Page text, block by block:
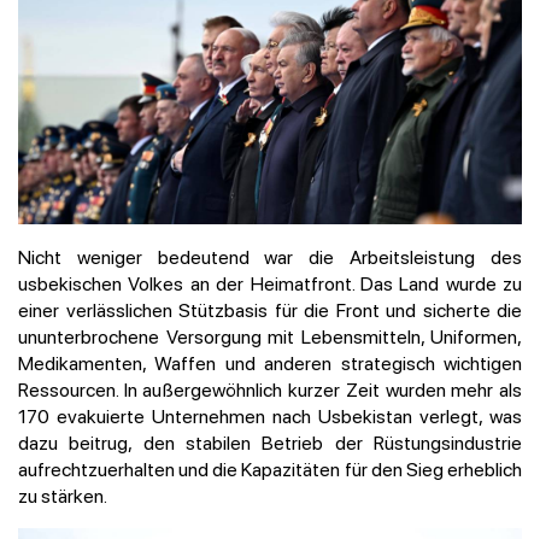
Nicht weniger bedeutend war die Arbeitsleistung des
usbekischen Volkes an der Heimatfront. Das Land wurde zu
einer verlässlichen Stützbasis für die Front und sicherte die
ununterbrochene Versorgung mit Lebensmitteln, Uniformen,
Medikamenten, Waffen und anderen strategisch wichtigen
Ressourcen. In außergewöhnlich kurzer Zeit wurden mehr als
170 evakuierte Unternehmen nach Usbekistan verlegt, was
dazu beitrug, den stabilen Betrieb der Rüstungsindustrie
aufrechtzuerhalten und die Kapazitäten für den Sieg erheblich
zu stärken.